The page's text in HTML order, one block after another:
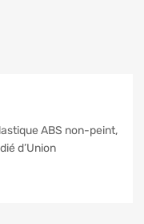
ABS non-peint,
d’Union